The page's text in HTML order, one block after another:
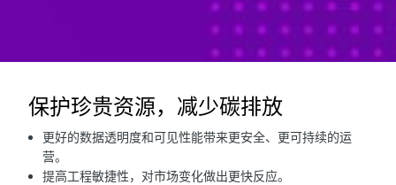
保护珍贵资源，减少碳排放
更好的数据透明度和可见性能带来更安全、更可持续的运
营。
提高工程敏捷性，对市场变化做出更快反应。